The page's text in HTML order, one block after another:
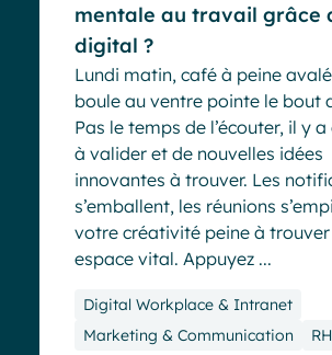
mentale au travail grâce
digital ?
Lundi matin, café à peine
boule au ventre pointe le bout
Pas le temps de l’écouter, il y a
à valider et de nouvelles idées
innovantes à trouver. Les
s’emballent, les réunions
votre créativité peine à
espace vital. Appuyez ...
Digital Workplace & Intranet
Marketing & Communication
RH